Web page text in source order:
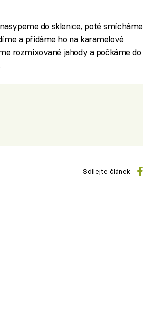
do sklenice, poté smícháme
a přidáme ho na karamelové
rozmixované jahody a počkáme do
Sdílejte článek